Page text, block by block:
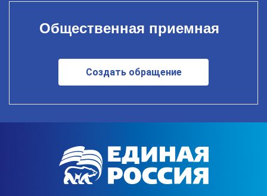
Общественная приемная
Создать обращение